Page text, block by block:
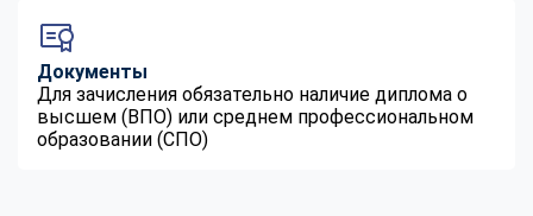
Документы
Для зачисления обязательно наличие диплома о
высшем (ВПО) или среднем профессиональном
образовании (СПО)